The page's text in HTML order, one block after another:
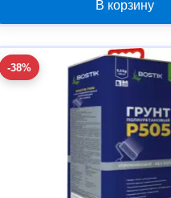
В корзину
-38%